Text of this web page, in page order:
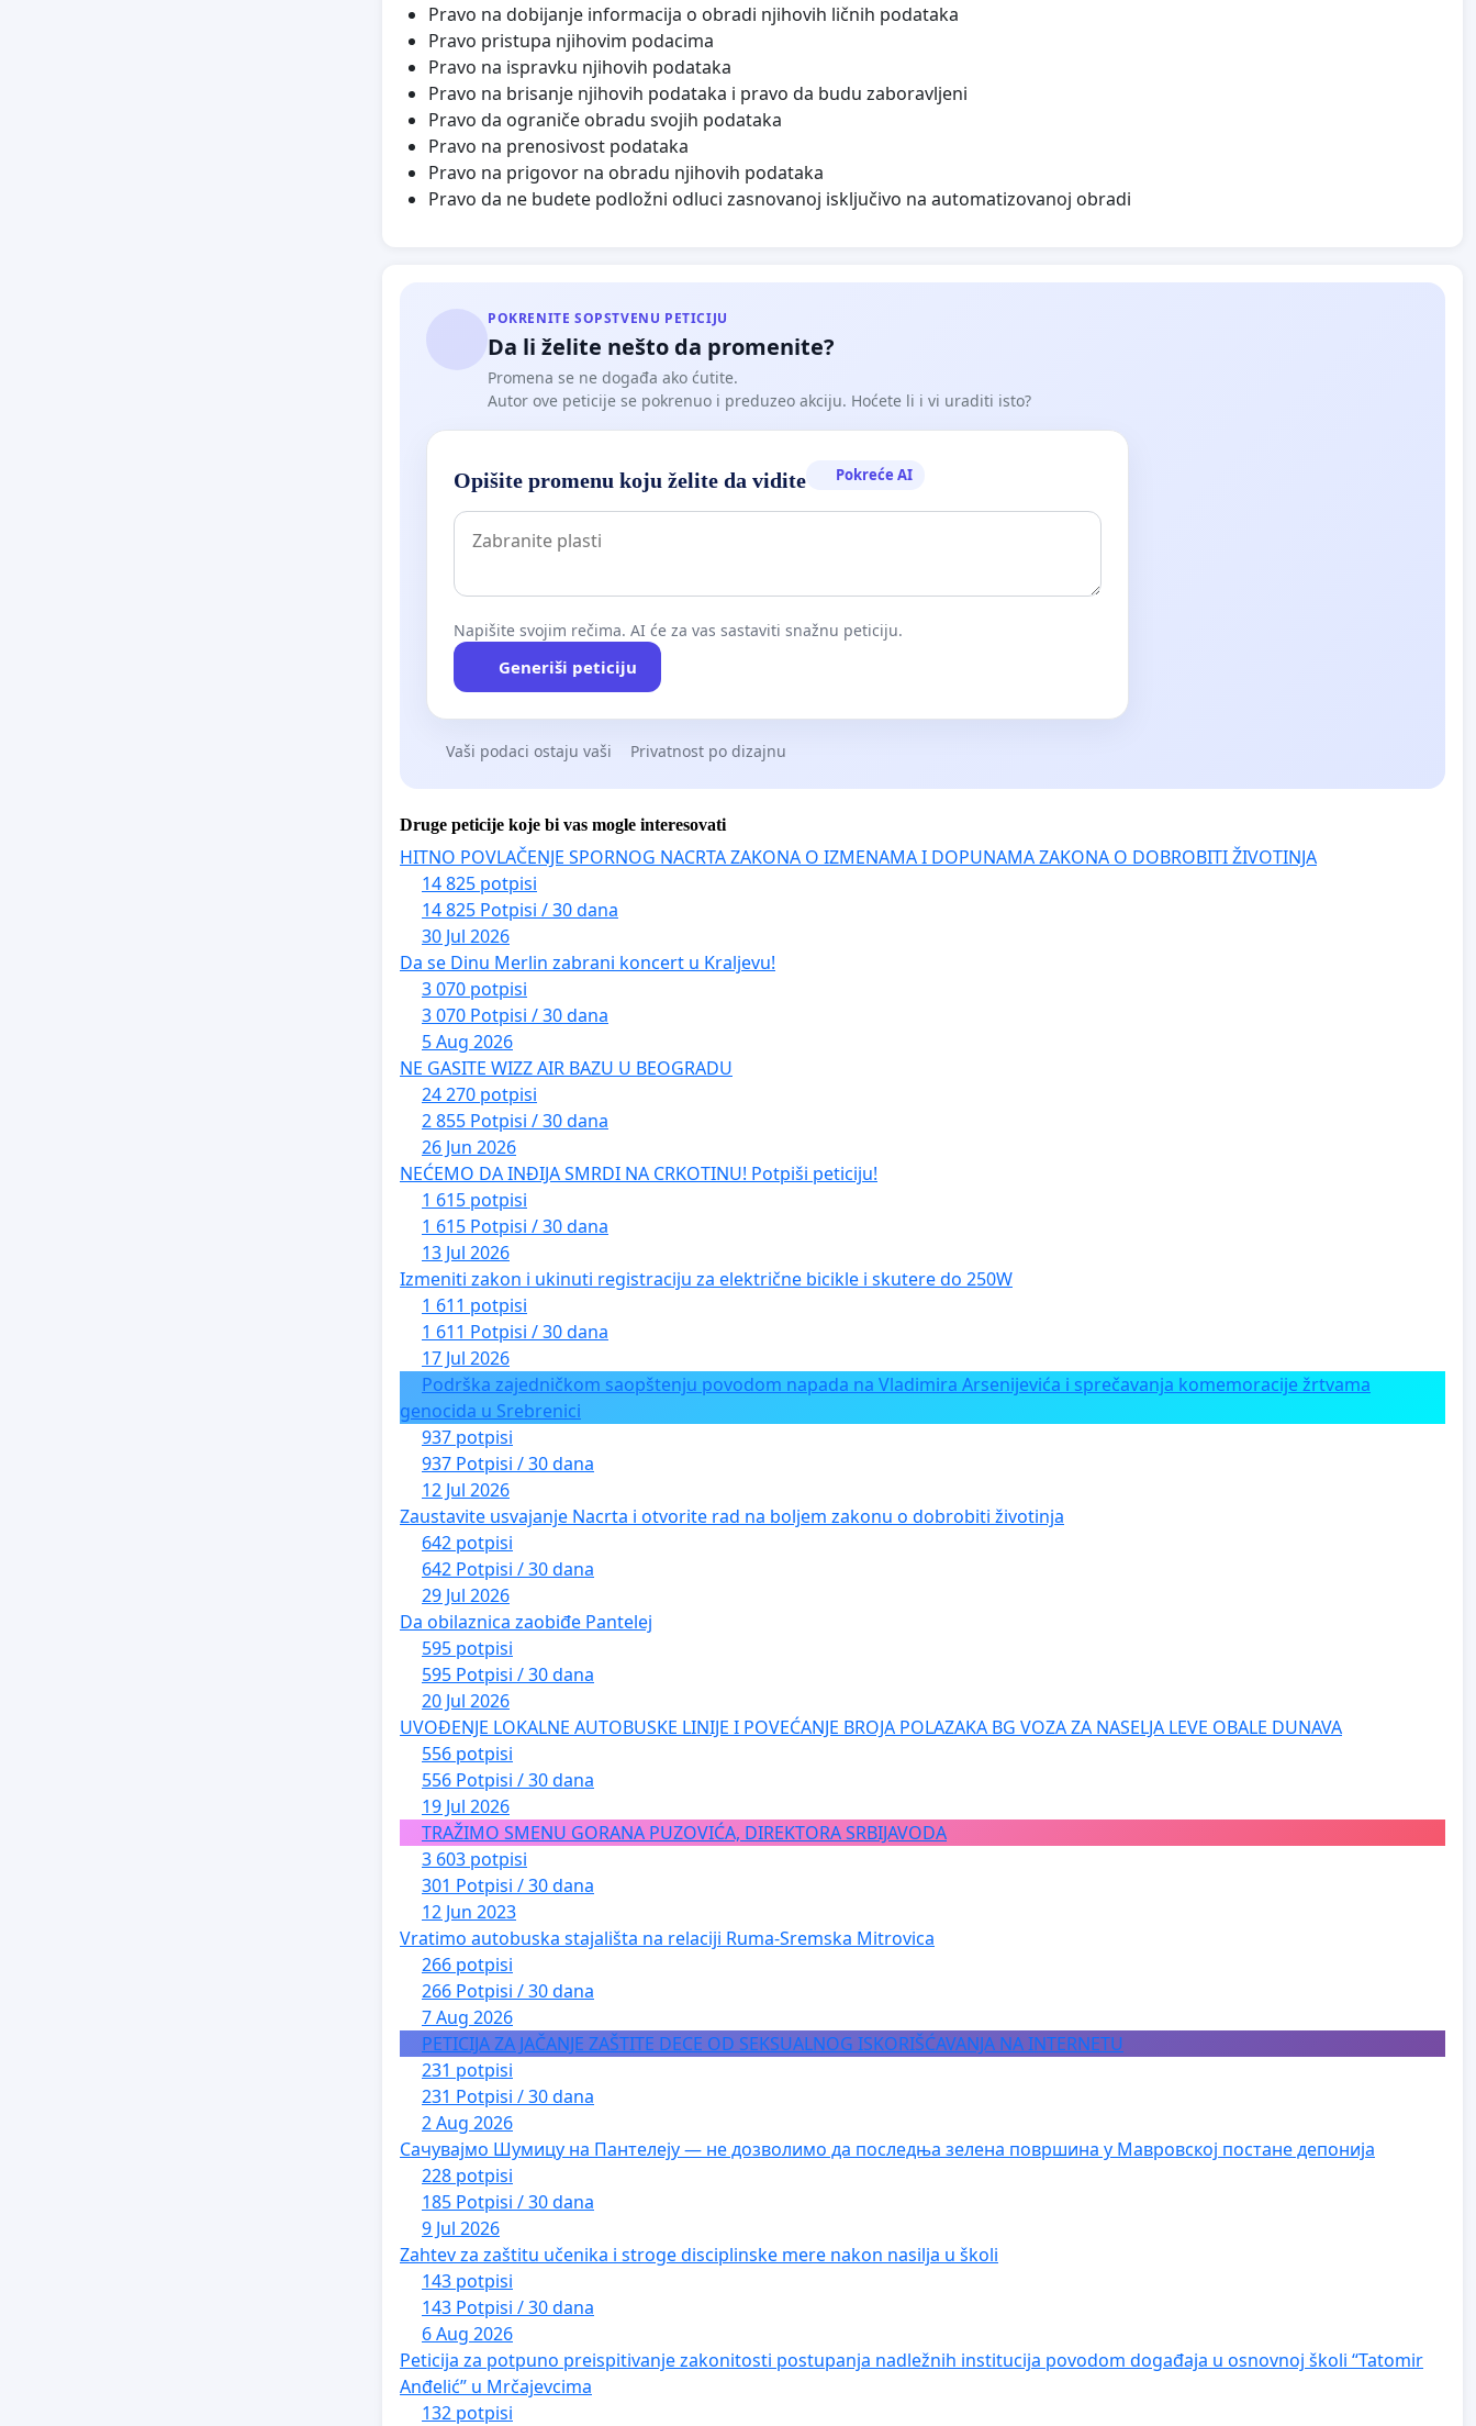
Pravo na dobijanje informacija o obradi njihovih ličnih podataka
Pravo pristupa njihovim podacima
Pravo na ispravku njihovih podataka
Pravo na brisanje njihovih podataka i pravo da budu zaboravljeni
Pravo da ograniče obradu svojih podataka
Pravo na prenosivost podataka
Pravo na prigovor na obradu njihovih podataka
Pravo da ne budete podložni odluci zasnovanoj isključivo na automatizovanoj obradi
POKRENITE SOPSTVENU PETICIJU
Da li želite nešto da promenite?
Promena se ne događa ako ćutite.
Autor ove peticije se pokrenuo i preduzeo akciju. Hoćete li i vi uraditi isto?
Opišite promenu koju želite da vidite Pokreće AI
Napišite svojim rečima. AI će za vas sastaviti snažnu peticiju.
Generiši peticiju
Vaši podaci ostaju vaši Privatnost po dizajnu
Druge peticije koje bi vas mogle interesovati
HITNO POVLAČENJE SPORNOG NACRTA ZAKONA O IZMENAMA I DOPUNAMA ZAKONA O DOBROBITI ŽIVOTINJA
14 825 potpisi
14 825 Potpisi / 30 dana
30 Jul 2026
Da se Dinu Merlin zabrani koncert u Kraljevu!
3 070 potpisi
3 070 Potpisi / 30 dana
5 Aug 2026
NE GASITE WIZZ AIR BAZU U BEOGRADU
24 270 potpisi
2 855 Potpisi / 30 dana
26 Jun 2026
NEĆEMO DA INĐIJA SMRDI NA CRKOTINU! Potpiši peticiju!
1 615 potpisi
1 615 Potpisi / 30 dana
13 Jul 2026
Izmeniti zakon i ukinuti registraciju za električne bicikle i skutere do 250W
1 611 potpisi
1 611 Potpisi / 30 dana
17 Jul 2026
Podrška zajedničkom saopštenju povodom napada na Vladimira Arsenijevića i sprečavanja komemoracije žrtvama
genocida u Srebrenici
937 potpisi
937 Potpisi / 30 dana
12 Jul 2026
Zaustavite usvajanje Nacrta i otvorite rad na boljem zakonu o dobrobiti životinja
642 potpisi
642 Potpisi / 30 dana
29 Jul 2026
Da obilaznica zaobiđe Pantelej
595 potpisi
595 Potpisi / 30 dana
20 Jul 2026
UVOĐENJE LOKALNE AUTOBUSKE LINIJE I POVEĆANJE BROJA POLAZAKA BG VOZA ZA NASELJA LEVE OBALE DUNAVA
556 potpisi
556 Potpisi / 30 dana
19 Jul 2026
TRAŽIMO SMENU GORANA PUZOVIĆA, DIREKTORA SRBIJAVODA
3 603 potpisi
301 Potpisi / 30 dana
12 Jun 2023
Vratimo autobuska stajališta na relaciji Ruma-Sremska Mitrovica
266 potpisi
266 Potpisi / 30 dana
7 Aug 2026
PETICIJA ZA JAČANJE ZAŠTITE DECE OD SEKSUALNOG ISKORIŠĆAVANJA NA INTERNETU
231 potpisi
231 Potpisi / 30 dana
2 Aug 2026
Сачувајмо Шумицу на Пантелеју — не дозволимо да последња зелена површина у Мавровској постане депонија
228 potpisi
185 Potpisi / 30 dana
9 Jul 2026
Zahtev za zaštitu učenika i stroge disciplinske mere nakon nasilja u školi
143 potpisi
143 Potpisi / 30 dana
6 Aug 2026
Peticija za potpuno preispitivanje zakonitosti postupanja nadležnih institucija povodom događaja u osnovnoj školi “Tatomir
Anđelić” u Mrčajevcima
132 potpisi